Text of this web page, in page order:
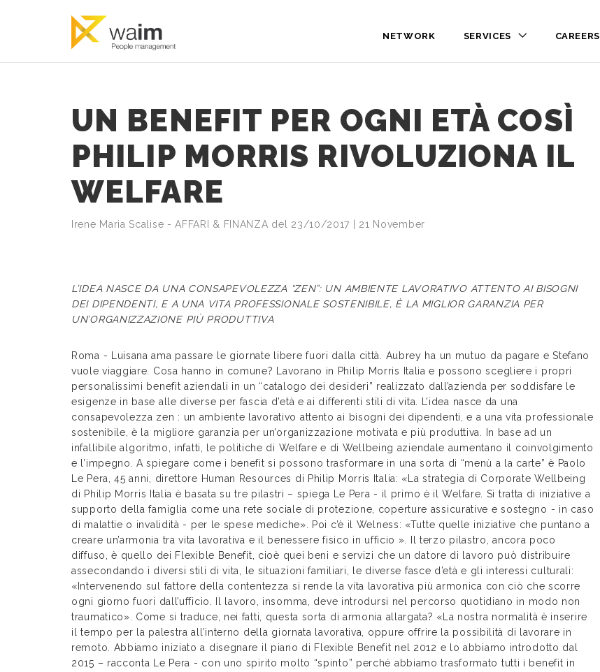
NETWORK SERVICES CAREERS
UN BENEFIT PER OGNI ETÀ COSÌ
PHILIP MORRIS RIVOLUZIONA IL
WELFARE
Irene Maria Scalise - AFFARI & FINANZA del 23/10/2017 | 21 November
L’IDEA NASCE DA UNA CONSAPEVOLEZZA “ZEN”: UN AMBIENTE LAVORATIVO ATTENTO AI BISOGNI
DEI DIPENDENTI, E A UNA VITA PROFESSIONALE SOSTENIBILE, È LA MIGLIOR GARANZIA PER
UN’ORGANIZZAZIONE PIÙ PRODUTTIVA
Roma - Luisana ama passare le giornate libere fuori dalla città. Aubrey ha un mutuo da pagare e Stefano
vuole viaggiare. Cosa hanno in comune? Lavorano in Philip Morris Italia e possono scegliere i propri
personalissimi benefit aziendali in un “catalogo dei desideri” realizzato dall’azienda per soddisfare le
esigenze in base alle diverse per fascia d’età e ai differenti stili di vita. L’idea nasce da una
consapevolezza zen : un ambiente lavorativo attento ai bisogni dei dipendenti, e a una vita professionale
sostenibile, è la migliore garanzia per un’organizzazione motivata e più produttiva. In base ad un
infallibile algoritmo, infatti, le politiche di Welfare e di Wellbeing aziendale aumentano il coinvolgimento
e l’impegno. A spiegare come i benefit si possono trasformare in una sorta di “menù a la carte” è Paolo
Le Pera, 45 anni, direttore Human Resources di Philip Morris Italia: «La strategia di Corporate Wellbeing
di Philip Morris Italia è basata su tre pilastri – spiega Le Pera - il primo è il Welfare. Si tratta di iniziative a
supporto della famiglia come una rete sociale di protezione, coperture assicurative e sostegno - in caso
di malattie o invalidità - per le spese mediche». Poi c’è il Welness: «Tutte quelle iniziative che puntano a
creare un’armonia tra vita lavorativa e il benessere fisico in ufficio ». Il terzo pilastro, ancora poco
diffuso, è quello dei Flexible Benefit, cioè quei beni e servizi che un datore di lavoro può distribuire
assecondando i diversi stili di vita, le situazioni familiari, le diverse fasce d’età e gli interessi culturali:
«Intervenendo sul fattore della contentezza si rende la vita lavorativa più armonica con ciò che scorre
ogni giorno fuori dall’ufficio. Il lavoro, insomma, deve introdursi nel percorso quotidiano in modo non
traumatico». Come si traduce, nei fatti, questa sorta di armonia allargata? «La nostra normalità è inserire
il tempo per la palestra all’interno della giornata lavorativa, oppure offrire la possibilità di lavorare in
remoto. Abbiamo iniziato a disegnare il piano di Flexible Benefit nel 2012 e lo abbiamo introdotto dal
2015 – racconta Le Pera - con uno spirito molto “spinto” perché abbiamo trasformato tutti i benefit in